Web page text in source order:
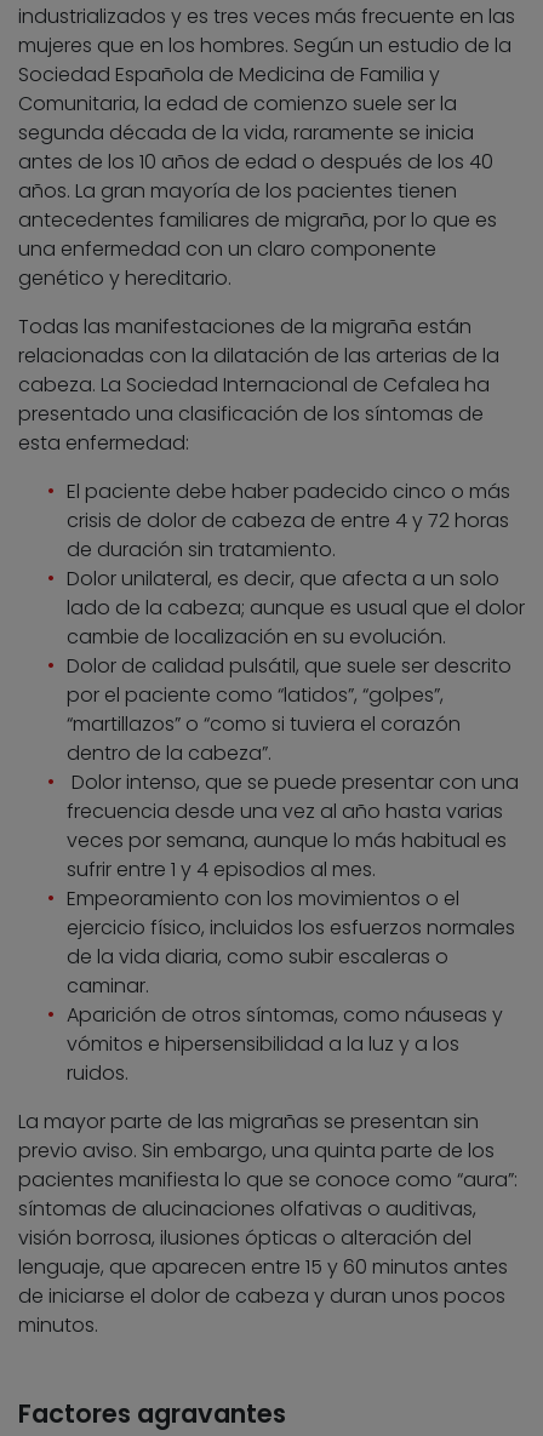
industrializados y es tres veces más frecuente en las
mujeres que en los hombres. Según un estudio de la
Sociedad Española de Medicina de Familia y
Comunitaria, la edad de comienzo suele ser la
segunda década de la vida, raramente se inicia
antes de los 10 años de edad o después de los 40
años. La gran mayoría de los pacientes tienen
antecedentes familiares de migraña, por lo que es
una enfermedad con un claro componente
genético y hereditario.
Todas las manifestaciones de la migraña están
relacionadas con la dilatación de las arterias de la
cabeza. La Sociedad Internacional de Cefalea ha
presentado una clasificación de los síntomas de
esta enfermedad:
El paciente debe haber padecido cinco o más
crisis de dolor de cabeza de entre 4 y 72 horas
de duración sin tratamiento.
Dolor unilateral, es decir, que afecta a un solo
lado de la cabeza; aunque es usual que el dolor
cambie de localización en su evolución.
Dolor de calidad pulsátil, que suele ser descrito
por el paciente como “latidos”, “golpes”,
“martillazos” o “como si tuviera el corazón
dentro de la cabeza”.
Dolor intenso, que se puede presentar con una
frecuencia desde una vez al año hasta varias
veces por semana, aunque lo más habitual es
sufrir entre 1 y 4 episodios al mes.
Empeoramiento con los movimientos o el
ejercicio físico, incluidos los esfuerzos normales
de la vida diaria, como subir escaleras o
caminar.
Aparición de otros síntomas, como náuseas y
vómitos e hipersensibilidad a la luz y a los
ruidos.
La mayor parte de las migrañas se presentan sin
previo aviso. Sin embargo, una quinta parte de los
pacientes manifiesta lo que se conoce como “aura”:
síntomas de alucinaciones olfativas o auditivas,
visión borrosa, ilusiones ópticas o alteración del
lenguaje, que aparecen entre 15 y 60 minutos antes
de iniciarse el dolor de cabeza y duran unos pocos
minutos.
Factores agravantes